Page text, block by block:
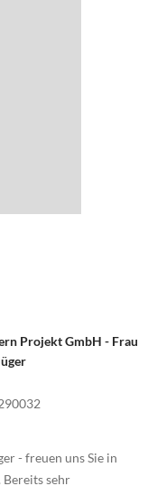
Projekt GmbH - Frau
- freuen uns Sie in
sehr